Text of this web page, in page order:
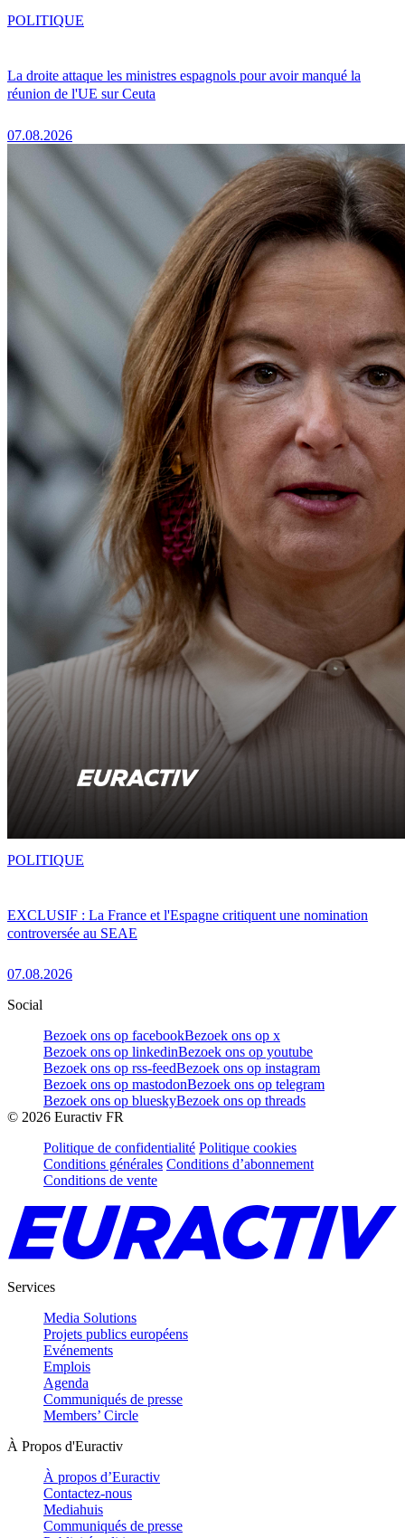
La droite attaque les ministres espagnols pour avoir manqué la
réunion de l'UE sur Ceuta
07.08.2026
POLITIQUE
EXCLUSIF : La France et l'Espagne critiquent une nomination
controversée au SEAE
07.08.2026
POLITIQUE
Social
Bezoek ons op facebookBezoek ons op x
Bezoek ons op linkedinBezoek ons op youtube
Bezoek ons op rss-feedBezoek ons op instagram
Bezoek ons op mastodonBezoek ons op telegram
Bezoek ons op blueskyBezoek ons op threads
© 2026 Euractiv FR
Politique de confidentialité Politique cookies
Conditions générales Conditions d’abonnement
Conditions de vente
Services
Media Solutions
Projets publics européens
Evénements
Emplois
Agenda
Communiqués de presse
Members’ Circle
À Propos d'Euractiv
À propos d’Euractiv
Contactez-nous
Mediahuis
Communiqués de presse